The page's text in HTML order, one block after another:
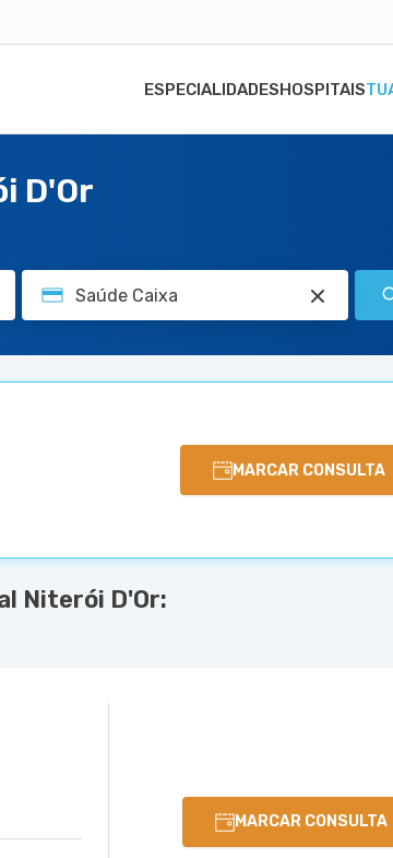
ESPECIALIDADESHOSPITAIS
D'Or
MARCAR CONSULTA
Niterói D'Or:
MARCAR CONSULTA